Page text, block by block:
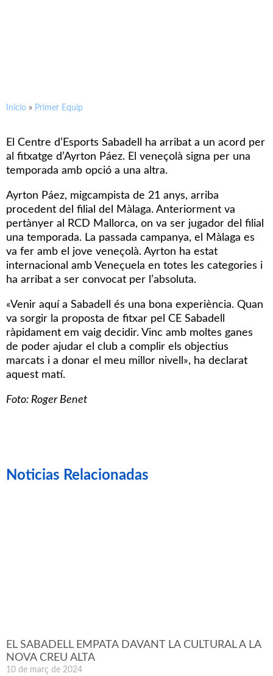
Inicio » Primer Equip
El Centre d’Esports Sabadell ha arribat a un acord per
al fitxatge d’Ayrton Páez. El veneçolà signa per una
temporada amb opció a una altra.
Ayrton Páez, migcampista de 21 anys, arriba
procedent del filial del Màlaga. Anteriorment va
pertànyer al RCD Mallorca, on va ser jugador del filial
una temporada. La passada campanya, el Màlaga es
va fer amb el jove veneçolà. Ayrton ha estat
internacional amb Veneçuela en totes les categories i
ha arribat a ser convocat per l’absoluta.
«Venir aquí a Sabadell és una bona experiència. Quan
va sorgir la proposta de fitxar pel CE Sabadell
ràpidament em vaig decidir. Vinc amb moltes ganes
de poder ajudar el club a complir els objectius
marcats i a donar el meu millor nivell», ha declarat
aquest matí.
Foto: Roger Benet
Noticias Relacionadas
EL SABADELL EMPATA DAVANT LA CULTURAL A LA
NOVA CREU ALTA
10 de març de 2024